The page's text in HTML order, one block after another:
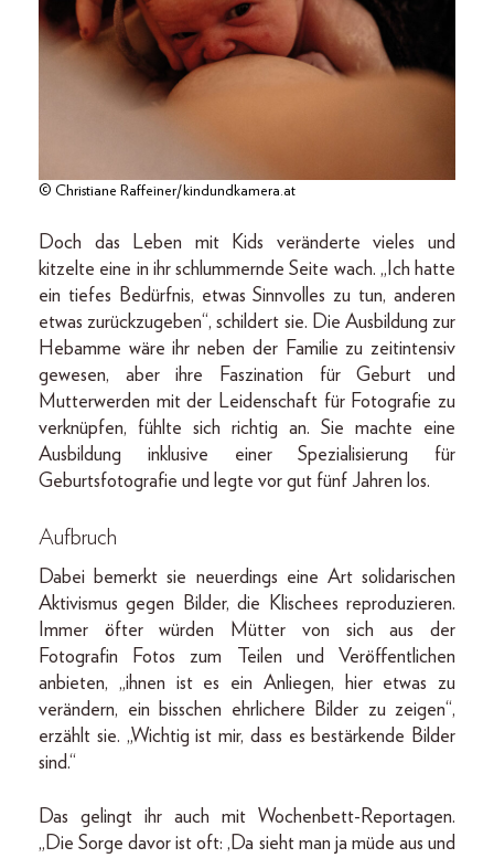
© Christiane Raffeiner/kindundkamera.at
Doch das Leben mit Kids veränderte vieles und
kitzelte eine in ihr schlummernde Seite wach. „Ich hatte
ein tiefes Bedürfnis, etwas Sinnvolles zu tun, anderen
etwas zurückzugeben“, schildert sie. Die Ausbildung zur
Hebamme wäre ihr neben der Familie zu zeitintensiv
gewesen, aber ihre Faszination für Geburt und
Mutterwerden mit der Leidenschaft für Fotografie zu
verknüpfen, fühlte sich richtig an. Sie machte eine
Ausbildung inklusive einer Spezialisierung für
Geburtsfotografie und legte vor gut fünf Jahren los.
Aufbruch
Dabei bemerkt sie neuerdings eine Art solidarischen
Aktivismus gegen Bilder, die Klischees reproduzieren.
Immer öfter würden Mütter von sich aus der
Fotografin Fotos zum Teilen und Veröffentlichen
anbieten, „ihnen ist es ein Anliegen, hier etwas zu
verändern, ein bisschen ehrlichere Bilder zu zeigen“,
erzählt sie. „Wichtig ist mir, dass es bestärkende Bilder
sind.“
Das gelingt ihr auch mit Wochenbett-­Reportagen.
„Die Sorge davor ist oft: ,Da sieht man ja müde aus und